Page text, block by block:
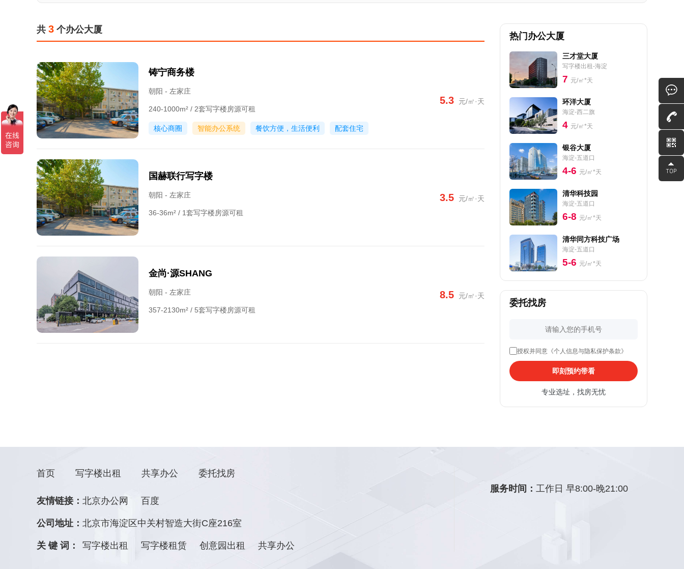
共 3 个办公大厦
铸宁商务楼
朝阳 - 左家庄
240-1000m² / 2套写字楼房源可租
核心商圈 智能办公系统 餐饮方便，生活便利 配套住宅
5.3 元/㎡·天
国赫联行写字楼
朝阳 - 左家庄
36-36m² / 1套写字楼房源可租
3.5 元/㎡·天
金尚·源SHANG
朝阳 - 左家庄
357-2130m² / 5套写字楼房源可租
8.5 元/㎡·天
热门办公大厦
三才堂大厦
写字楼出租-海淀
7 元/㎡*天
环洋大厦
海淀-西二旗
4 元/㎡*天
银谷大厦
海淀-五道口
4-6 元/㎡*天
清华科技园
海淀-五道口
6-8 元/㎡*天
清华同方科技广场
海淀-五道口
5-6 元/㎡*天
委托找房
授权并同意《个人信息与隐私保护条款》
即刻预约带看
专业选址，找房无忧
首页 写字楼出租 共享办公 委托找房
友情链接： 北京办公网 百度
公司地址： 北京市海淀区中关村智造大街C座216室
关 键 词： 写字楼出租 写字楼租赁 创意园出租 共享办公
服务时间：工作日 早8:00-晚21:00